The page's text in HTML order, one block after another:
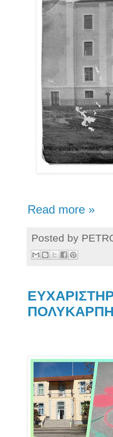
Read more »
Posted by